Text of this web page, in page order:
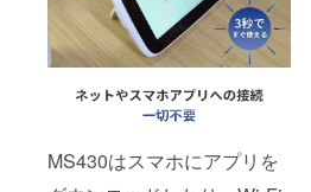
MS430はスマホにアプリを